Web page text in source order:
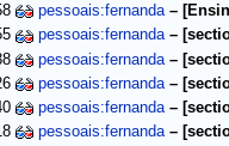
pessoais:fernanda –
pessoais:fernanda –
pessoais:fernanda –
pessoais:fernanda –
pessoais:fernanda –
pessoais:fernanda –